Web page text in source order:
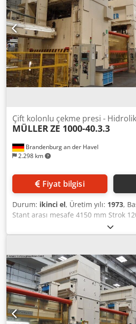
Brandenburg an der Havel
2.298 km
Çift kolonlu çekme presi - Hidrolik
MÜLLERZE 1000-40.3.3
Fiyat bilgisi
Durum: ikinci el, Üretim yılı: 1973,
Stant arası mesafe 4150 mm Strok
arası mesafe, büyük strok yukarıda,
Tabla ölçüsü 4000 x 2200 mm
basıncı 360 t Tabladaki çekme
Koçtaki çekme yastığı basıncı 100 t
stroku 150 mm Koç yüzeyi 4000 x
1300 mm Dcedsyn R D Uopfx Aavsk
hidrolik, kontrollü Koçta çekme
Kesme darbe amortisörü hidrolik
280 t Makine 1999 yılında
hattı için ardışık pres.